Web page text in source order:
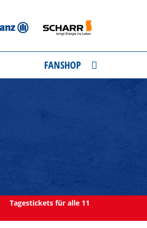
FANSHOP
Tagestickets für alle 11